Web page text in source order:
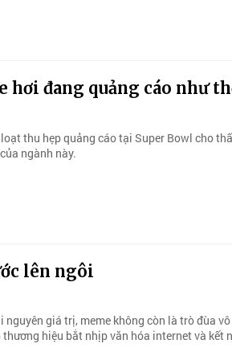
hơi đang quảng cáo như
thu hẹp quảng cáo tại Super Bowl cho
ngành này.
lên ngôi
nguyên giá trị, meme không còn là trò đùa
hiệu bắt nhịp văn hóa internet và kết